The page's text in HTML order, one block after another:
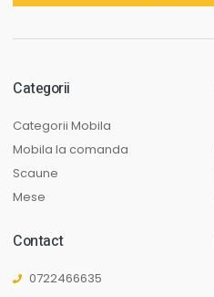
Categorii
Categorii Mobila
Mobila la comanda
Scaune
Mese
Contact
0722466635